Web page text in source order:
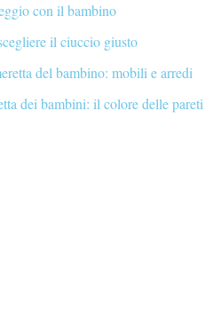
con il bambino
il ciuccio giusto
del bambino: mobili e arredi
dei bambini: il colore delle pareti